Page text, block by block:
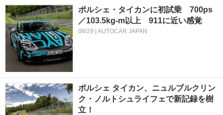
ポルシェ・タイカンに初試乗 700ps
／103.5kg-m以上 911に近い感覚
08/29 | AUTOCAR JAPAN
ポルシェ タイカン、ニュルブルクリン
ク・ノルトシュライフェで新記録を樹
立！